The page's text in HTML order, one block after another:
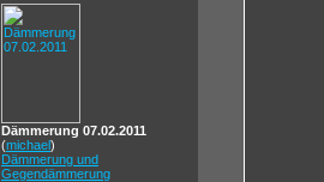
Dämmerung 07.02.2011
(michael)
Dämmerung und
Gegendämmerung